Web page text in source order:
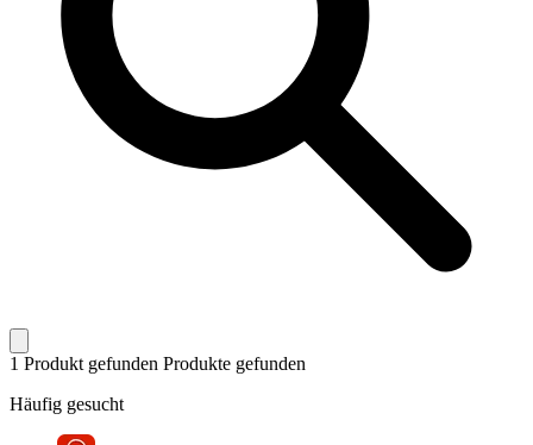
1 Produkt gefunden Produkte gefunden
Häufig gesucht